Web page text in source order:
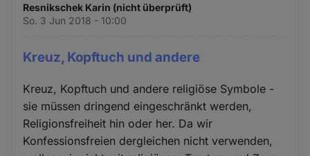
Resnikschek Karin (nicht überprüft)
So. 3 Jun 2018 - 10:00
Kreuz, Kopftuch und andere
Kreuz, Kopftuch und andere religiöse Symbole -
sie müssen dringend eingeschränkt werden,
Religionsfreiheit hin oder her. Da wir
Konfessionsfreien dergleichen nicht verwenden,